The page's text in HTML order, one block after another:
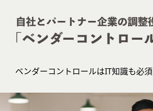
ベンダーコントロールはIT知識も必須